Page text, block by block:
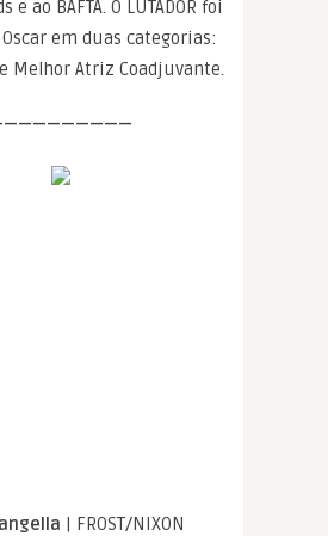
e ao BAFTA. O LUTADOR foi
em duas categorias:
Melhor Atriz Coadjuvante.
| FROST/NIXON